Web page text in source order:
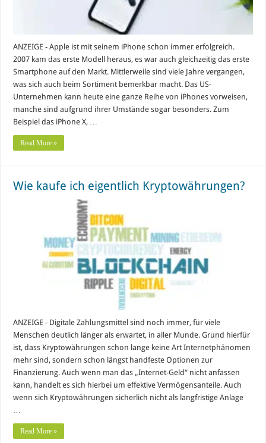
ANZEIGE - Apple ist mit seinem iPhone schon immer erfolgreich.
2007 kam das erste Modell heraus, es war auch gleichzeitig das erste
Smartphone auf den Markt. Mittlerweile sind viele Jahre vergangen,
was sich auch beim Sortiment bemerkbar macht. Das US-
Unternehmen kann heute eine ganze Reihe von iPhones vorweisen,
manche sind aufgrund ihrer Umstände sogar besonders. Zum
Beispiel das iPhone X, …
Read More »
Wie kaufe ich eigentlich Kryptowährungen?
ANZEIGE - Digitale Zahlungsmittel sind noch immer, für viele
Menschen deutlich länger als erwartet, in aller Munde. Grund hierfür
ist, dass Kryptowährungen schon lange keine Art Internetphänomen
mehr sind, sondern schon längst handfeste Optionen zur
Finanzierung. Auch wenn man das „Internet-Geld“ nicht anfassen
kann, handelt es sich hierbei um effektive Vermögensanteile. Auch
wenn sich Kryptowährungen sicherlich nicht als langfristige Anlage
Read More »